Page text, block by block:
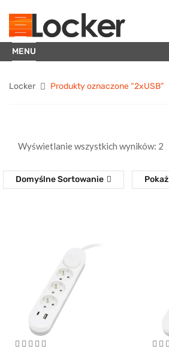
MENU
Locker Produkty oznaczone “2xUSB”
Wyświetlanie wszystkich wyników: 2
Domyślne Sortowanie Pokaż